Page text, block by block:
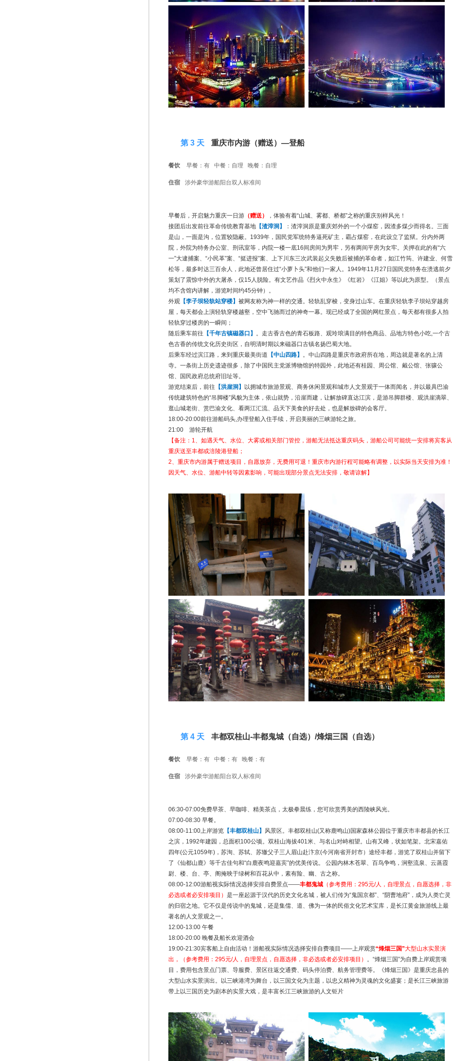
第 3 天 重庆市内游（赠送）—登船
餐饮 早餐：有 中餐：自理 晚餐：自理
住宿 涉外豪华游船阳台双人标准间
早餐后，开启魅力重庆一日游（赠送）
，体验有着“山城、雾都、桥都”之称的重庆别样风光！
接团后出发前往革命传统教育基地【渣滓洞】
：渣滓洞原是重庆郊外的一个小煤窑，因渣多煤少而得名。三面
是山，一面是沟，位置较隐蔽。1939年，国民党军统特务逼死矿主，霸占煤窑，在此设立了监狱。分内外两
院，外院为特务办公室、刑讯室等，内院一楼一底16间房间为男牢，另有两间平房为女牢。关押在此的有“六
一”大逮捕案、“小民革”案、“挺进报”案、上下川东三次武装起义失败后被捕的革命者，如江竹筠、许建业、何雪
松等，最多时达三百余人，此地还曾居住过“小萝卜头”和他们一家人。1949年11月27日国民党特务在溃逃前夕
策划了震惊中外的大屠杀，仅15人脱险。有文艺作品《烈火中永生》《红岩》《江姐》等以此为原型。（景点
均不含馆内讲解，游览时间约45分钟）。
外观【李子坝轻轨站穿楼】 被网友称为神一样的交通。轻轨乱穿梭，变身过山车。在重庆轻轨李子坝站穿越房
屋，每天都会上演轻轨穿楼越壑，空中飞驰而过的神奇一幕。现已经成了全国的网红景点，每天都有很多人拍
轻轨穿过楼房的一瞬间；
随后乘车前往 【千年古镇磁器口】 。走古香古色的青石板路、观玲琅满目的特色商品、品地方特色小吃,一个古
色古香的传统文化历史街区，自明清时期以来磁器口古镇名扬巴蜀大地。
后乘车经过滨江路，来到重庆最美街道 【中山四路】 。中山四路是重庆市政府所在地，周边就是著名的上清
寺。一条街上历史遗迹很多，除了中国民主党派博物馆的特园外，此地还有桂园、周公馆、戴公馆、张骧公
馆、国民政府总统府旧址等。
游览结束后，前往 【洪崖洞】
以拥城市旅游景观、商务休闲景观和城市人文景观于一体而闻名，并以最具巴渝
传统建筑特色的“吊脚楼”风貌为主体，依山就势，沿崖而建，让解放碑直达江滨，是游吊脚群楼、观洪崖滴翠、
逛山城老街、赏巴渝文化、看两江汇流、品天下美食的好去处，也是解放碑的会客厅。
18:00-20:00前往游船码头,办理登船入住手续，开启美丽的三峡游轮之旅。
21:00 游轮开航
【备注：1、如遇天气、水位、大雾或相关部门管控，游船无法抵达重庆码头，游船公司可能统一安排将宾客从
重庆送至丰都或涪陵港登船；
2、重庆市内游属于赠送项目，自愿放弃，无费用可退！重庆市内游行程可能略有调整，以实际当天安排为准！
因天气、水位、游船中转等因素影响，可能出现部分景点无法安排，敬请谅解】
第 4 天 丰都双桂山-丰都鬼城（自选）/烽烟三国（自选）
餐饮 早餐：有 中餐：有 晚餐：有
住宿 涉外豪华游船阳台双人标准间
06:30-07:00免费早茶、早咖啡、精美茶点，太极拳晨练，您可欣赏秀美的西陵峡风光。
07:00-08:30 早餐。
08:00-11:00上岸游览【丰都双桂山】 风景区。丰都双桂山(又称鹿鸣山)国家森林公园位于重庆市丰都县的长江
之滨，1992年建园，总面积100公顷。双桂山海拔401米、与名山对峙相望。山有又峰，状如笔架。北宋嘉佑
四年(公元1059年)，苏洵、苏轼、苏辙父子三人眉山赴汴京(今河南省开封市）途经丰都，游览了双桂山并留下
了《仙都山鹿》等千古佳句和“白鹿夜鸣迎嘉宾”的优美传说。 公园内林木苍翠、百鸟争鸣，涧壑流泉、云蒸霞
尉、楼、台、亭、阁掩映于绿树和百花从中，素有险、幽、古之称。
08:00-12:00游船视实际情况选择安排自费景点——丰都鬼城（参考费用：295元/人，自理景点，自愿选择，非
必选或者必安排项目） 是一座起源于汉代的历史文化名城，被人们传为“鬼国京都”、“阴曹地府”，成为人类亡灵
的归宿之地。它不仅是传说中的鬼城，还是集儒、道、佛为一体的民俗文化艺术宝库，是长江黄金旅游线上最
著名的人文景观之一。
12:00-13:00 午餐
18:00-20:00 晚餐及船长欢迎酒会
19:00-21:30宾客船上自由活动！游船视实际情况选择安排自费项目——上岸观赏“烽烟三国”大型山水实景演
出，（参考费用：295元/人，自理景点，自愿选择，非必选或者必安排项目） 。“烽烟三国”为自费上岸观赏项
目，费用包含景点门票、导服费、景区往返交通费、码头停泊费、航务管理费等。《烽烟三国》是重庆忠县的
大型山水实景演出。以三峡港湾为舞台，以三国文化为主题，以忠义精神为灵魂的文化盛宴；是长江三峡旅游
带上以三国历史为剧本的实景大戏，是丰富长江三峡旅游的人文钜片